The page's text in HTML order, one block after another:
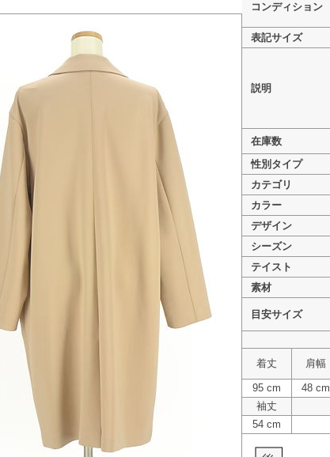
コンディション
表記サイズ
説明
在庫数
性別タイプ
カテゴリ
カラー
デザイン
シーズン
テイスト
素材
目安サイズ
着丈
肩幅
95 cm
48 cm
袖丈
54 cm
Whim Gazette（ウィムガゼット） PR10332886
Whim Gazette（ウィムガゼット） PR10332886
Whim Gazette（ウィムガゼット） PR10332886